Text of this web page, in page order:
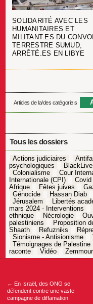
SOLIDARITÉ AVEC LES
HUMANITAIRES ET
MILITANT.ES DU CONVOI
TERRESTRE SUMUD,
ARRÊTÉ.ES EN LIBYE
Articles de la/des catégorie.s
Tous les dossiers
Actions judiciaires
psychologiques
Colonialisme
Cour
Internationale (CPI)
Covid
Afrique
Fêtes juives
Génocide
Hassan Diab
Jérusalem
Libertés
mars 2024 - Interventions
ethnique
Nécrologie
palestiniens
Proposition
Shaath
Refuzniks
Sionisme - Antisionisme
Témoignages de Palestine
raconte
Vidéo Zemmour
Navigation
← En Israël, des ONG se
défendent contre une vaste
campagne de diffamation.